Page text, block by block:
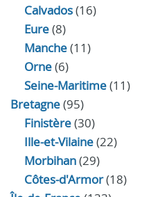
Calvados(16)
Eure(8)
Manche(11)
Orne(6)
Seine-Maritime(11)
Bretagne(95)
Finistère(30)
Ille-et-Vilaine(22)
Morbihan(29)
Côtes-d'Armor(18)